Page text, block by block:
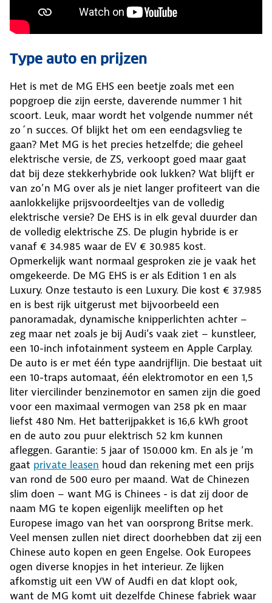
Type auto en prijzen
Het is met de MG EHS een beetje zoals met een
popgroep die zijn eerste, daverende nummer 1 hit
scoort. Leuk, maar wordt het volgende nummer nét
zo´n succes. Of blijkt het om een eendagsvlieg te
gaan? Met MG is het precies hetzelfde; die geheel
elektrische versie, de ZS, verkoopt goed maar gaat
dat bij deze stekkerhybride ook lukken? Wat blijft er
van zo’n MG over als je niet langer profiteert van die
aanlokkelijke prijsvoordeeltjes van de volledig
elektrische versie? De EHS is in elk geval duurder dan
de volledig elektrische ZS. De plugin hybride is er
vanaf € 34.985 waar de EV € 30.985 kost.
Opmerkelijk want normaal gesproken zie je vaak het
omgekeerde. De MG EHS is er als Edition 1 en als
Luxury. Onze testauto is een Luxury. Die kost € 37.985
en is best rijk uitgerust met bijvoorbeeld een
panoramadak, dynamische knipperlichten achter –
zeg maar net zoals je bij Audi’s vaak ziet – kunstleer,
een 10-inch infotainment systeem en Apple Carplay.
De auto is er met één type aandrijflijn. Die bestaat uit
een 10-traps automaat, één elektromotor en een 1,5
liter viercilinder benzinemotor en samen zijn die goed
voor een maximaal vermogen van 258 pk en maar
liefst 480 Nm. Het batterijpakket is 16,6 kWh groot
en de auto zou puur elektrisch 52 km kunnen
afleggen. Garantie: 5 jaar of 150.000 km. En als je ‘m
gaat private leasen houd dan rekening met een prijs
van rond de 500 euro per maand. Wat de Chinezen
slim doen – want MG is Chinees - is dat zij door de
naam MG te kopen eigenlijk meeliften op het
Europese imago van het van oorsprong Britse merk.
Veel mensen zullen niet direct doorhebben dat zij een
Chinese auto kopen en geen Engelse. Ook Europees
ogen diverse knopjes in het interieur. Ze lijken
afkomstig uit een VW of Audfi en dat klopt ook,
want de MG komt uit dezelfde Chinese fabriek waar